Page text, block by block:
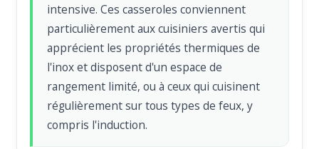
intensive. Ces casseroles conviennent
particulièrement aux cuisiniers avertis qui
apprécient les propriétés thermiques de
l'inox et disposent d'un espace de
rangement limité, ou à ceux qui cuisinent
régulièrement sur tous types de feux, y
compris l'induction.